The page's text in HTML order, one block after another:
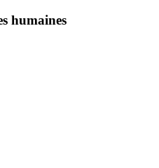
humaines